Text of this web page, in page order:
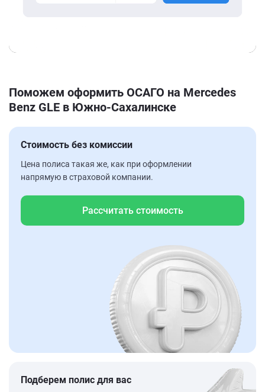
Поможем оформить ОСАГО на Mercedes
Benz GLE в Южно-Сахалинске
Стоимость без комиссии
Цена полиса такая же, как при оформлении
напрямую в страховой компании.
Рассчитать стоимость
Подберем полис для вас